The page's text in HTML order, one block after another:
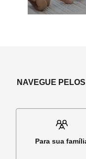
NAVEGUE
Para sua